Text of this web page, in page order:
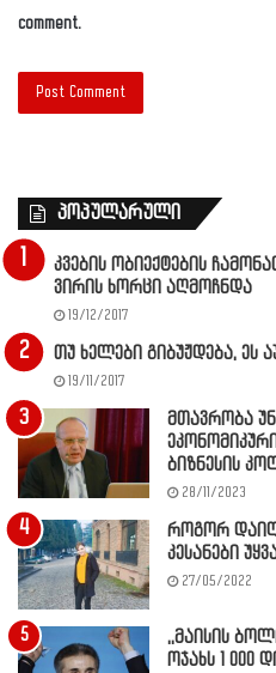
comment.
პოპულარული
კვების ობიექტების
ვირის ხორცი აღმოჩნდა
19/12/2017
თუ ხელები გიბუჟდება, ეს
19/11/2017
მთავრობა
ბიზნესის
28/11/2023
როგორ
კესანები
27/05/2022
,,მაისის
ოჯახს 1 000